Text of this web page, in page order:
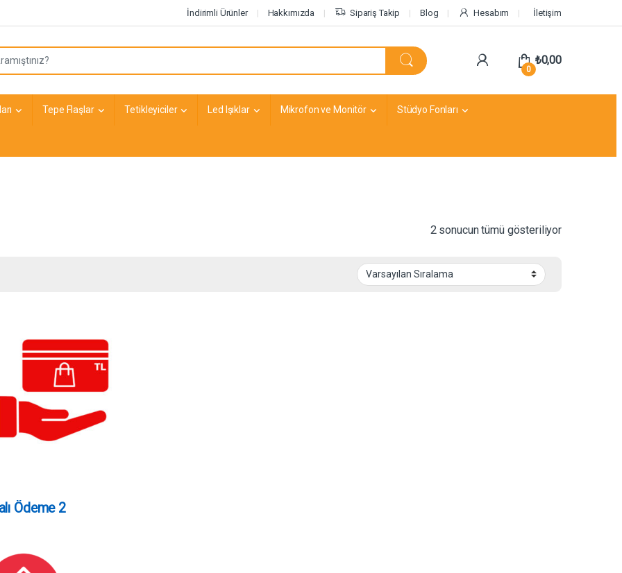
İndirimli Ürünler Hakkımızda Sipariş Takip Blog Hesabım İletişim
0
₺0,00
Tepe Flaşlar Tetikleyiciler Led Işıklar Mikrofon ve Monitör Stüdyo Fonları
2 sonucun tümü gösteriliyor
Ödeme 2